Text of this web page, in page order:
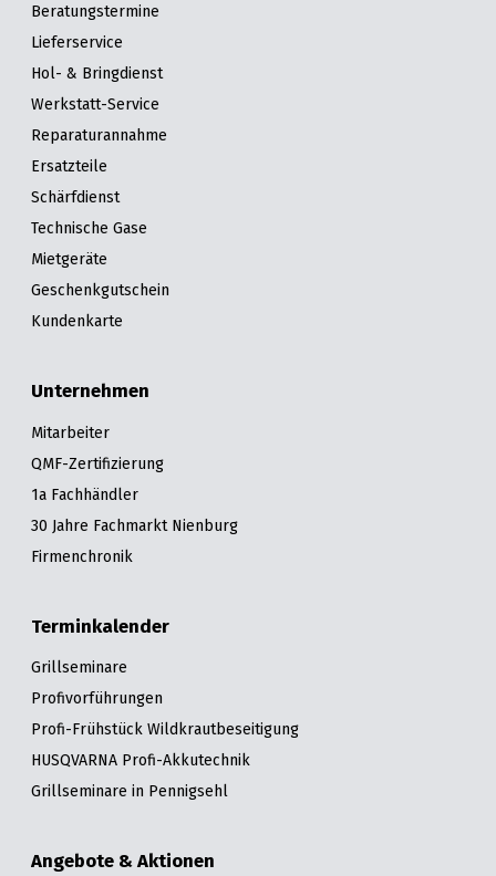
Beratungstermine
Lieferservice
Hol- & Bringdienst
Werkstatt-Service
Reparaturannahme
Ersatzteile
Schärfdienst
Technische Gase
Mietgeräte
Geschenkgutschein
Kundenkarte
Unternehmen
Mitarbeiter
QMF-Zertifizierung
1a Fachhändler
30 Jahre Fachmarkt Nienburg
Firmenchronik
Terminkalender
Grillseminare
Profivorführungen
Profi-Frühstück Wildkrautbeseitigung
HUSQVARNA Profi-Akkutechnik
Grillseminare in Pennigsehl
Angebote & Aktionen